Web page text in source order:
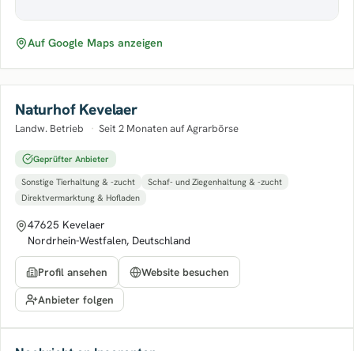
Auf Google Maps anzeigen
Naturhof Kevelaer
Landw. Betrieb · Seit 2 Monaten auf Agrarbörse
Geprüfter Anbieter
Sonstige Tierhaltung & -zucht
Schaf- und Ziegenhaltung & -zucht
Direktvermarktung & Hofladen
47625 Kevelaer
Nordrhein-Westfalen, Deutschland
Profil ansehen
Website besuchen
Anbieter folgen